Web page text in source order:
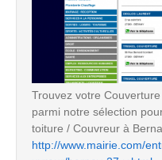
Trouvez votre
parmi notre sélection
toiture / Couvreur à
http://www.mairie.com/